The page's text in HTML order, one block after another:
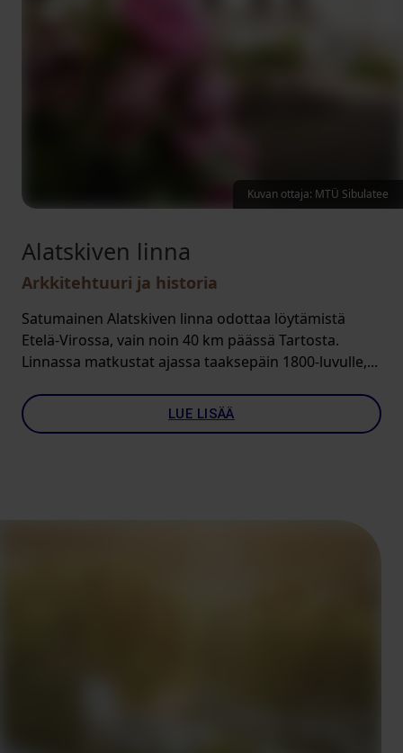
Alatskiven linna
Arkkitehtuuri ja historia
Satumainen Alatskiven linna odottaa löytämistä
Etelä-Virossa, vain noin 40 km päässä Tartosta.
Linnassa matkustat ajassa taaksepäin 1800-luvulle,...
LUE LISÄÄ
Kuvan ottaja: MTÜ Sibulatee